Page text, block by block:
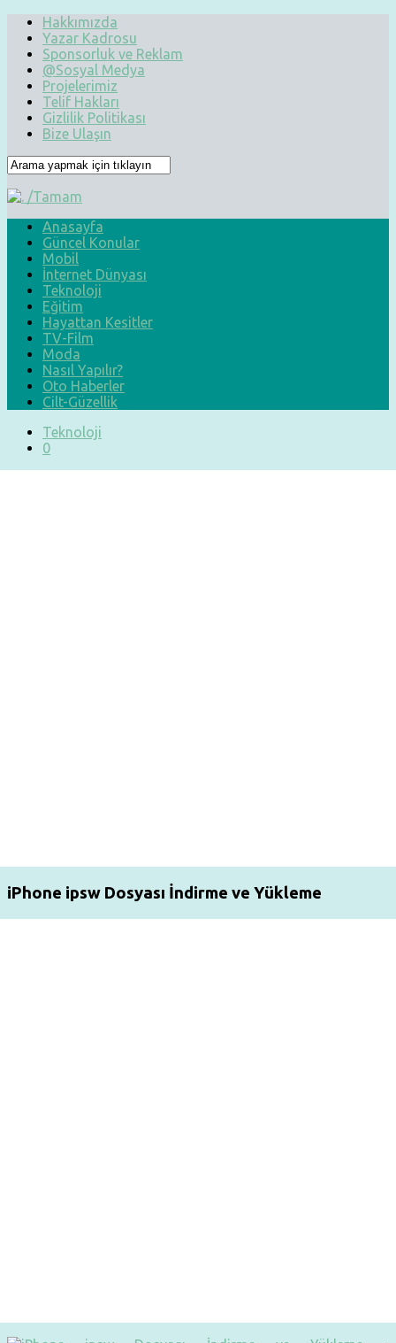
Hakkımızda
Yazar Kadrosu
Sponsorluk ve Reklam
@Sosyal Medya
Projelerimiz
Telif Hakları
Gizlilik Politikası
Bize Ulaşın
Anasayfa
Güncel Konular
Mobil
İnternet Dünyası
Teknoloji
Eğitim
Hayattan Kesitler
TV-Film
Moda
Nasıl Yapılır?
Oto Haberler
Cilt-Güzellik
Teknoloji
0
iPhone ipsw Dosyası İndirme ve Yükleme